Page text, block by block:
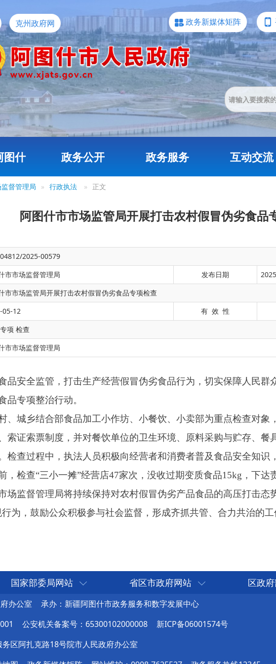
克州政府网 政务新媒体矩阵
图什 政务公开 政务服务 互动交流
督管理局 » 行政执法 » 正文
阿图什市市场监管局开展打击农村假冒伪劣食品
2025-00579
市市场监督管理局 发布日期
市市场监管局开展打击农村假冒伪劣食品专项检查
05-12
有 效 性
项 检查
市市场监督管理局
监管，打击生产经营假冒伪劣食品行为，切实保障人民群众饮食安全，近期，阿
治行动。
结合部食品加工小作坊、小餐饮、小卖部为重点检查对象，重点检查生产经营主
程中，执法人员积极向经营者和消费者普及食品安全知识，督促经营者切实履
“三小一摊”经营店47家次，没收过期变质食品15kg，下达责令改正通知书2份。
国家部委局网站 省区市政府网站 区政
办公室
承办：新疆阿图什市政务服务和数字发展中心
公安机关备案号：65300102000008
新ICP备06001574号
区阿扎克路18号院市人民政府办公室